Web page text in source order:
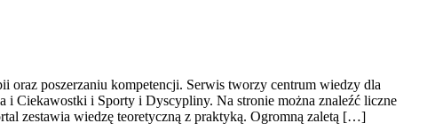
oraz poszerzaniu kompetencji. Serwis tworzy centrum wiedzy dla
Ciekawostki i Sporty i Dyscypliny. Na stronie można znaleźć liczne
zestawia wiedzę teoretyczną z praktyką. Ogromną zaletą […]